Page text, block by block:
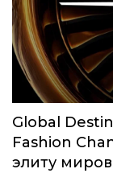
Global
Fashion
элиту